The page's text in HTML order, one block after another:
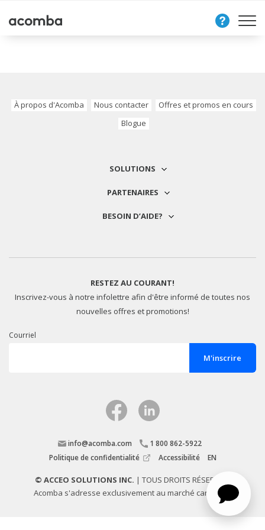
Nous
contacter
À propos d'Acomba Nous contacter
Offres et promos en cours
Blogue
SOLUTIONS
PARTENAIRES
BESOIN D’AIDE?
RESTEZ AU COURANT!
Inscrivez-vous à notre infolettre afin d'être informé de toutes nos
nouvelles offres et promotions!
Courriel
info@acomba.com
1 800 862-5922
Politique de confidentialité
Accessibilité EN
© ACCEO SOLUTIONS INC. | TOUS DROITS RÉSERVÉS.
Acomba s'adresse exclusivement au marché canadien.